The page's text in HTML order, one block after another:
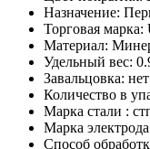
Назначение:
Торговая марка:
Материал:
Удельный вес:
Завальцовка: нет
Количество в
Марка стали :
Марка
Способ